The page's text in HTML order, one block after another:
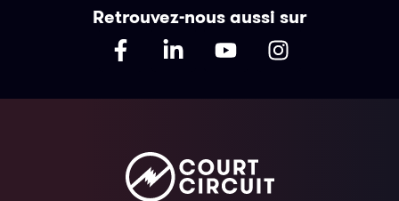
Retrouvez-nous aussi sur